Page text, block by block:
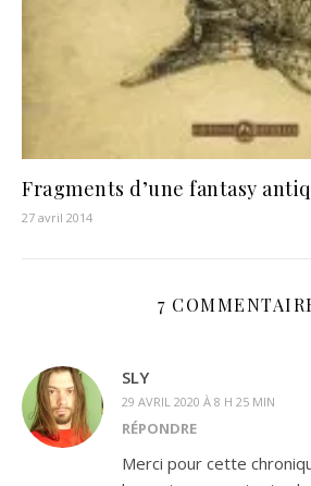
Fragments d’une fantasy
27 avril 2014
7
SLY
29 AVRIL 2020 À 8 H 25 MIN
RÉPONDRE
Merci pour cette